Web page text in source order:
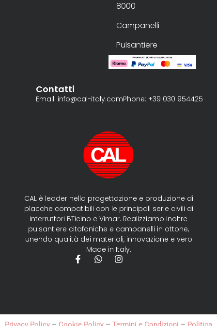
CAL è leader nella progettazione e produzione di
placche compatibili con le principali serie civili di
interruttori BTicino e Vimar. Realizziamo inoltre
pulsantiere citofoniche e campanelli in ottone,
unendo qualità dei materiali, innovazione e vero
Made in Italy.
8000
Campanelli
Pulsantiere
Contatti
Email: info@cal-italy.comPhone: +39 030 954425